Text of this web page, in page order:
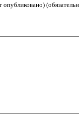
опубликовано)